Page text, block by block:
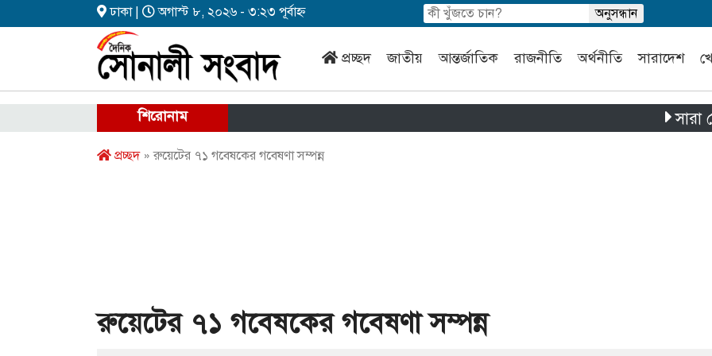
ঢাকা | অগাস্ট ৮, ২০২৬ - ৩:২৩ পূর্বাহ্ন
প্রচ্ছদ জাতীয় আন্তর্জাতিক রাজনীতি অর্থনীতি সারাদেশ
শিরোনাম সারা
প্রচ্ছদ» রুয়েটের ৭১ গবেষকের গবেষণা সম্পন্ন
রুয়েটের ৭১ গবেষকের গবেষণা সম্পন্ন